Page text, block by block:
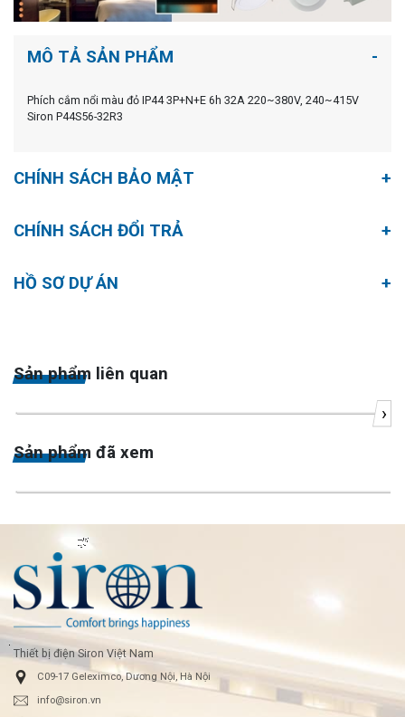
MÔ TẢ SẢN PHẨM
Phích cắm nổi màu đỏ IP44 3P+N+E 6h 32A 220~380V, 240~415V
Siron P44S56-32R3
CHÍNH SÁCH BẢO MẬT
CHÍNH SÁCH ĐỔI TRẢ
HỒ SƠ DỰ ÁN
Sản phẩm liên quan
›
Sản phẩm đã xem
Thiết bị điện Siron Việt Nam
C09-17 Geleximco, Dương Nội, Hà Nội
info@siron.vn